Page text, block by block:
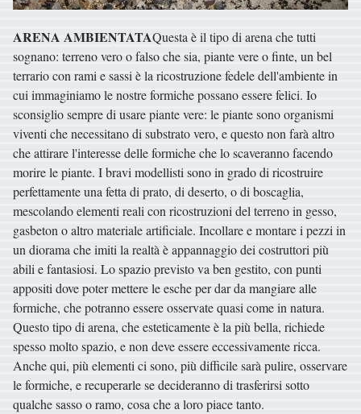
ARENA AMBIENTATAQuesta è il tipo di arena che tutti
sognano: terreno vero o falso che sia, piante vere o finte, un bel
terrario con rami e sassi è la ricostruzione fedele dell'ambiente in
cui immaginiamo le nostre formiche possano essere felici. Io
sconsiglio sempre di usare piante vere: le piante sono organismi
viventi che necessitano di substrato vero, e questo non farà altro
che attirare l'interesse delle formiche che lo scaveranno facendo
morire le piante. I bravi modellisti sono in grado di ricostruire
perfettamente una fetta di prato, di deserto, o di boscaglia,
mescolando elementi reali con ricostruzioni del terreno in gesso,
gasbeton o altro materiale artificiale. Incollare e montare i pezzi in
un diorama che imiti la realtà è appannaggio dei costruttori più
abili e fantasiosi. Lo spazio previsto va ben gestito, con punti
appositi dove poter mettere le esche per dar da mangiare alle
formiche, che potranno essere osservate quasi come in natura.
Questo tipo di arena, che esteticamente è la più bella, richiede
spesso molto spazio, e non deve essere eccessivamente ricca.
Anche qui, più elementi ci sono, più difficile sarà pulire, osservare
le formiche, e recuperarle se decideranno di trasferirsi sotto
qualche sasso o ramo, cosa che a loro piace tanto.